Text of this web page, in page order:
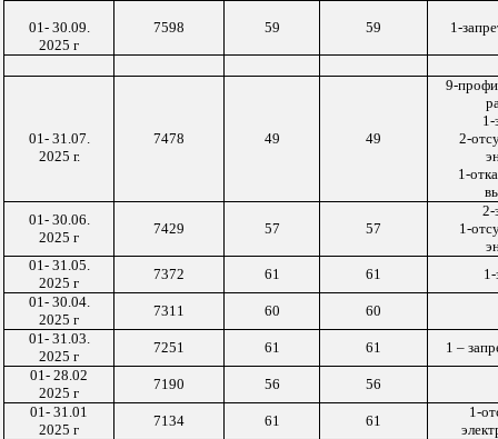
01- 30.09.
2025 г
7598 59 59 1-
01- 31.07.
2025 г.
7478 49 49
9-
1-
2-
1-
01- 30.06.
2025 г
7429 57 57
2-
1-
01- 31.05.
2025 г
7372 61 61 1-
01- 30.04.
2025 г
7311 60
60
01- 31.03.
2025 г
7251 61 61 1 –
01- 28.02
2025 г
7190 56
56
01- 31.01
2025 г
7134 61 61
1-